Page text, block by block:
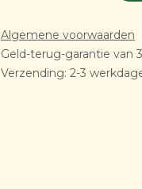
Algemene voorwaarden
Geld-terug-garantie van
Verzending: 2-3